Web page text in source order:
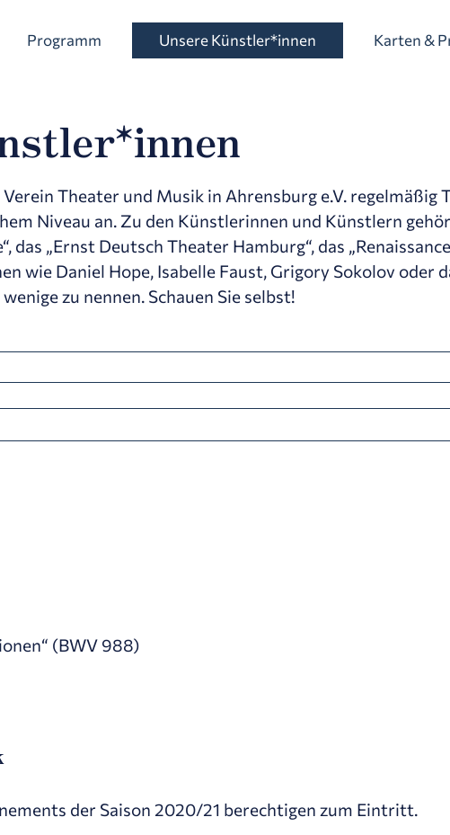
Programm Unsere Künstler*innen Karten &
Theater und Musik in Ahrensburg e.V. regelmäßig
Niveau an. Zu den Künstlerinnen und Künstlern
das „Ernst Deutsch Theater Hamburg“, das
wie Daniel Hope, Isabelle Faust, Grigory Sokolov oder
zu nennen. Schauen Sie selbst!
(BWV 988)
der Saison 2020/21 berechtigen zum Eintritt.